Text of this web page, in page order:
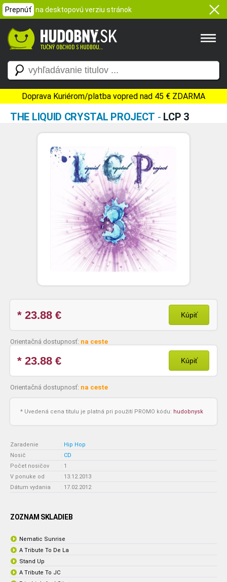
Prepnúť na desktopovú verziu stránok
Doprava Kuriérom/platba vopred nad 45 € ZDARMA
THE LIQUID CRYSTAL PROJECT - LCP 3
* 23.88 € Kúpiť
Orientačná dostupnosť: na ceste
* 23.88 € Kúpiť
Orientačná dostupnosť: na ceste
* Uvedená cena titulu je platná pri použití PROMO kódu: hudobnysk
Zaradenie : Hip Hop
Nosič
: CD
Počet nosičov
: 1
V ponuke od
: 13.12.2013
Dátum vydania
: 17.02.2012
ZOZNAM SKLADIEB
Nematic Sunrise
A Tribute To De La
Stand Up
A Tribute To JC